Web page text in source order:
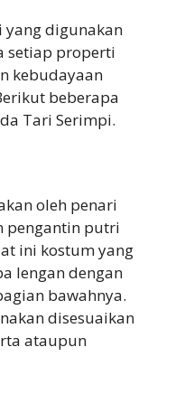
digunakan
setiap properti
kebudayaan
beberapa
Tari Serimpi.
oleh penari
pengantin putri
ini kostum yang
lengan dengan
bawahnya.
disesuaikan
ataupun